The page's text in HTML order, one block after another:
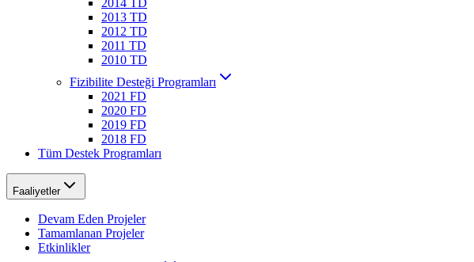
2014 TD
2013 TD
2012 TD
2011 TD
2010 TD
Fizibilite Desteği Programları
2021 FD
2020 FD
2019 FD
2018 FD
Tüm Destek Programları
Faaliyetler
Devam Eden Projeler
Tamamlanan Projeler
Etkinlikler